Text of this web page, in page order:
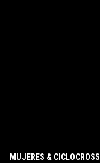
MUJERES & CICLOCROSS